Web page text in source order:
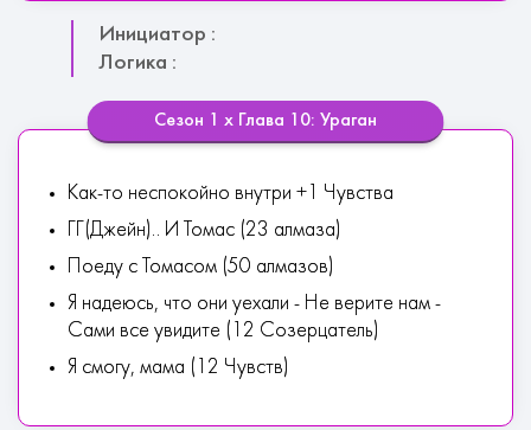
Инициатор :
Логика :
Сезон 1 х Глава 10: Ураган
Как-то неспокойно внутри +1 Чувства
ГГ(Джейн).. И Томас (23 алмаза)
Поеду с Томасом (50 алмазов)
Я надеюсь, что они уехали - Не верите нам -
Сами все увидите (12 Созерцатель)
Я смогу, мама (12 Чувств)